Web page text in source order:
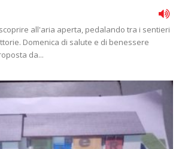
all'aria aperta, pedalando tra i sentieri
Domenica di salute e di benessere
da...